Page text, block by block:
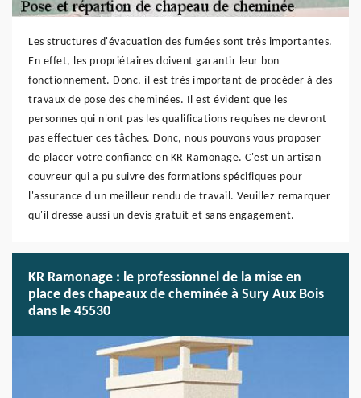
Les structures d'évacuation des fumées sont très importantes.
En effet, les propriétaires doivent garantir leur bon
fonctionnement. Donc, il est très important de procéder à des
travaux de pose des cheminées. Il est évident que les
personnes qui n'ont pas les qualifications requises ne devront
pas effectuer ces tâches. Donc, nous pouvons vous proposer
de placer votre confiance en KR Ramonage. C'est un artisan
couvreur qui a pu suivre des formations spécifiques pour
l'assurance d'un meilleur rendu de travail. Veuillez remarquer
qu'il dresse aussi un devis gratuit et sans engagement.
KR Ramonage : le professionnel de la mise en
place des chapeaux de cheminée à Sury Aux Bois
dans le 45530